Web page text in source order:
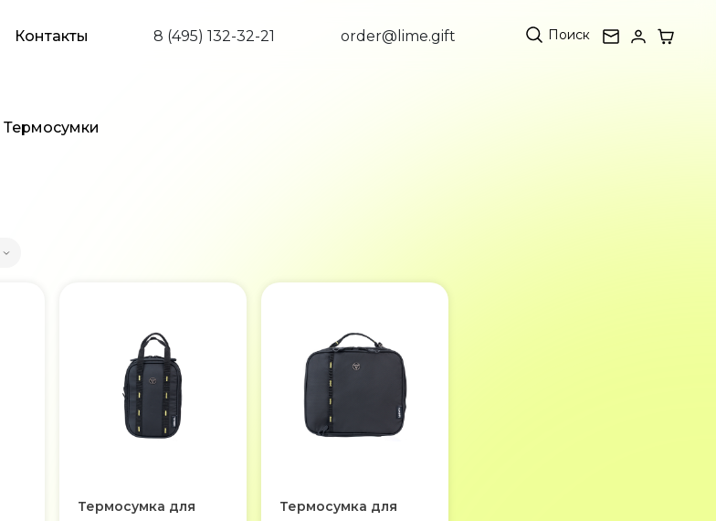
Контакты 8 (495) 132-32-21 order@lime.gift Поиск
Термосумки
Термосумка для
Термосумка для